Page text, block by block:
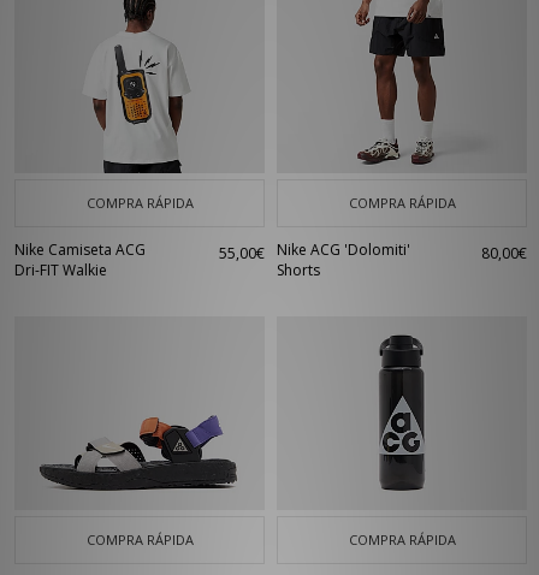
COMPRA RÁPIDA
Nike Camiseta ACG
Dri-FIT Walkie
55,00€
COMPRA RÁPIDA
Nike ACG 'Dolomiti'
Shorts
80,00€
COMPRA RÁPIDA COMPRA RÁPIDA